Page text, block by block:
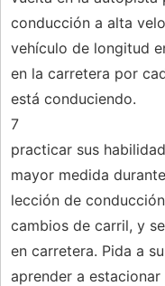
conducción a alta
vehículo de longitud
en la carretera por
está conduciendo.
7
practicar sus
mayor medida
lección de
cambios de carril, y
en carretera. Pida a
aprender a